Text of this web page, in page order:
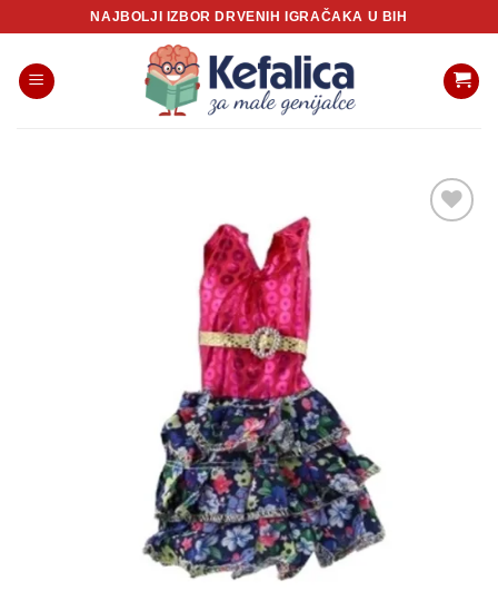
content
NAJBOLJI IZBOR DRVENIH IGRAČAKA U BIH